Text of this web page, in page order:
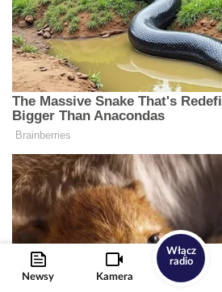
Newsy Kamera
Włącz
radio